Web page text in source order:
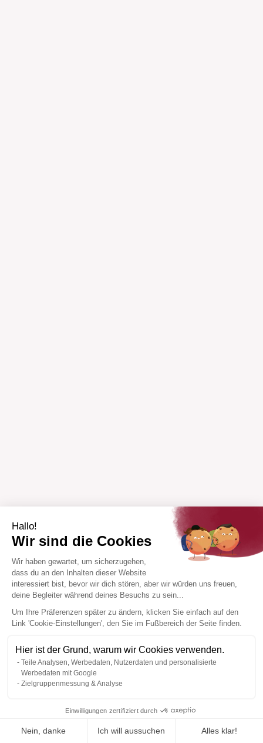
Hallo!
Wir sind die Cookies
Wir haben gewartet, um sicherzugehen,
dass du an den Inhalten dieser Website
interessiert bist, bevor wir dich stören, aber wir würden uns freuen,
deine Begleiter während deines Besuchs zu sein...
Um Ihre Präferenzen später zu ändern, klicken Sie einfach auf den
Link 'Cookie-Einstellungen', den Sie im Fußbereich der Seite finden.
Hier ist der Grund, warum wir Cookies verwenden.
Teile Analysen, Werbedaten, Nutzerdaten und personalisierte
Werbedaten mit Google
Zielgruppenmessung & Analyse
Einwilligungen zertifiziert durch
Nein, danke Ich will aussuchen Alles klar!